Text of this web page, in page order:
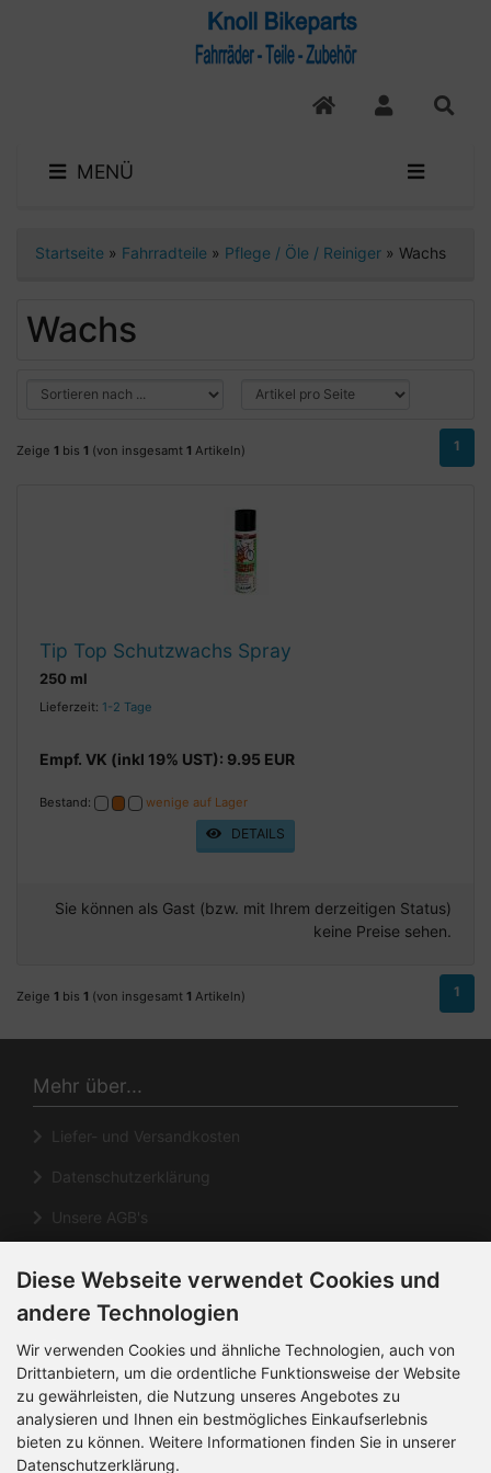
MENÜ
Startseite » Fahrradteile » Pflege / Öle / Reiniger » Wachs
Wachs
Zeige 1 bis 1 (von insgesamt 1 Artikeln) 1
Tip Top Schutzwachs Spray
250 ml
Lieferzeit: 1-2 Tage
Empf. VK (inkl 19% UST): 9.95 EUR
Bestand: wenige auf Lager
DETAILS
Sie können als Gast (bzw. mit Ihrem derzeitigen Status)
keine Preise sehen.
Zeige 1 bis 1 (von insgesamt 1 Artikeln) 1
Mehr über...
Liefer- und Versandkosten
Datenschutzerklärung
Unsere AGB's
Informationen
Kontakt
Sitemap
Diese Webseite verwendet Cookies und
andere Technologien
Wir verwenden Cookies und ähnliche Technologien, auch von
Drittanbietern, um die ordentliche Funktionsweise der Website
zu gewährleisten, die Nutzung unseres Angebotes zu
analysieren und Ihnen ein bestmögliches Einkaufserlebnis
bieten zu können. Weitere Informationen finden Sie in unserer
Datenschutzerklärung.